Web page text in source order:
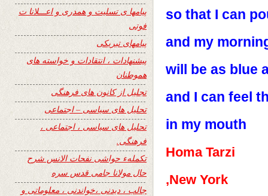
so that I can
and my
will be as blue
and I can feel
in my mouth
Homa Tarzi
New York,
پیامها ی تسلیت و همدری و اعـــلانا ت
فوتی
پیامهای تبریکی
پیشنهادات ، انتقادات و خواسته های
هموطنان
تجلیل از کانون های فرهنگی
تحلیل های سیاسی – اجتماعی
تحلیل های سیاسی ، اجتماعی ،
فرهنگی.
تکملهء حواشی نفحات الانس شرح
حال مولانا جامی قدس سره
جالب ، دیدنی ،خواندنی ، معلوماتی و